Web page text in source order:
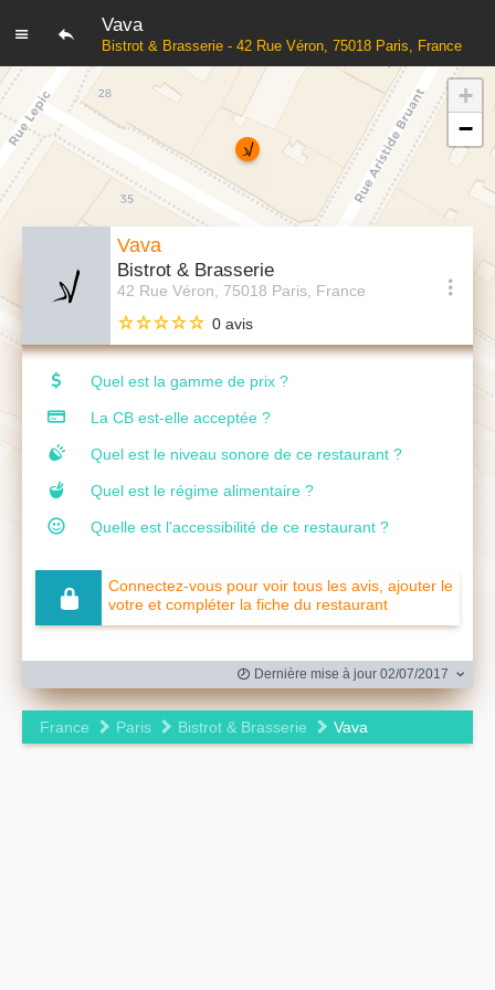
Vava
Bistrot & Brasserie - 42 Rue Véron, 75018 Paris, France
Vava
Bistrot & Brasserie
42 Rue Véron, 75018 Paris, France
0 avis
Quel est la gamme de prix ?
La CB est-elle acceptée ?
Quel est le niveau sonore de ce restaurant ?
Quel est le régime alimentaire ?
Quelle est l'accessibilité de ce restaurant ?
Connectez-vous pour voir tous les avis, ajouter le
votre et compléter la fiche du restaurant
Dernière mise à jour 02/07/2017
France Paris Bistrot & Brasserie Vava
+
−